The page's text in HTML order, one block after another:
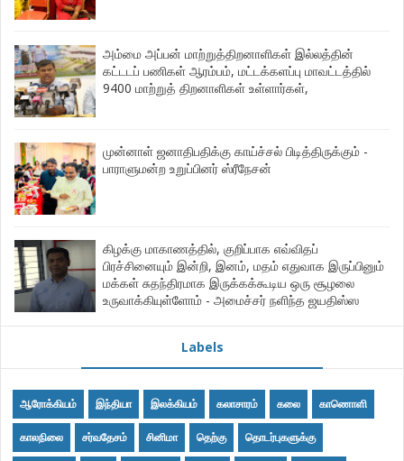
அம்மை அப்பன் மாற்றுத்திறனாளிகள் இல்லத்தின்
கட்டடப் பணிகள் ஆரம்பம், மட்டக்களப்பு மாவட்டத்தில்
9400 மாற்றுத் திறனாளிகள் உள்ளார்கள்,
முன்னாள் ஜனாதிபதிக்கு காய்ச்சல் பிடித்திருக்கும் -
பாராளுமன்ற உறுப்பினர் ஸ்ரீநேசன்
கிழக்கு மாகாணத்தில், குறிப்பாக எவ்விதப்
பிரச்சினையும் இன்றி, இனம், மதம் எதுவாக இருப்பினும்
மக்கள் சுதந்திரமாக இருக்கக்கூடிய ஒரு சூழலை
உருவாக்கியுள்ளோம் - அமைச்சர் நளிந்த ஜயதிஸ்ஸ
Labels
ஆரோக்கியம் இந்தியா இலக்கியம் கலாசாரம் கலை காணொளி
காலநிலை சர்வதேசம் சினிமா தெற்கு தொடர்புகளுக்கு